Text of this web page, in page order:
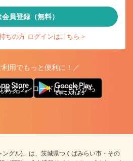
会員登録（無料）
ちの方 ログインはこちら＞
利用でもっと便利に！／
版ダウンロードはこちらから
ングル)」は、茨城県つくばみらい市・その